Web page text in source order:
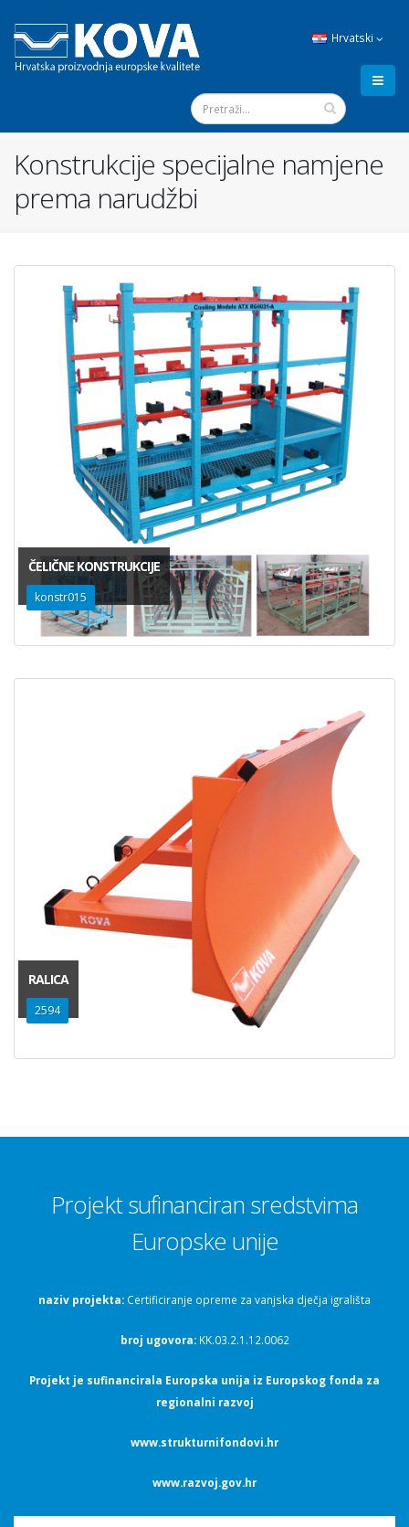
Hrvatski
Konstrukcije specijalne namjene
prema narudžbi
ČELIČNE KONSTRUKCIJE
konstr015
RALICA
2594
Projekt sufinanciran sredstvima
Europske unije
naziv projekta: Certificiranje opreme za vanjska dječja igrališta
broj ugovora:KK.03.2.1.12.0062
Projekt je sufinancirala Europska unija iz Europskog fonda za
regionalni razvoj
www.strukturnifondovi.hr
www.razvoj.gov.hr